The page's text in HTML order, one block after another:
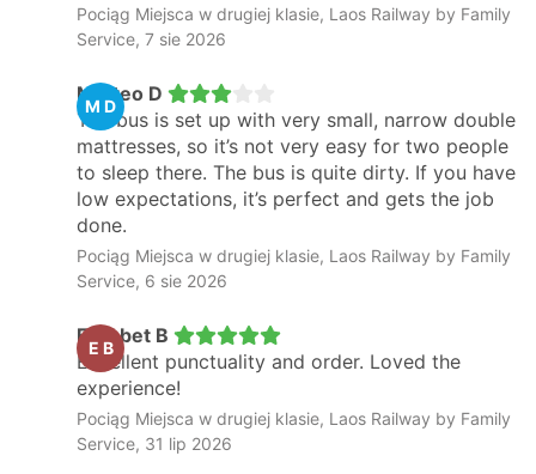
Pociąg Miejsca w drugiej klasie, Laos Railway by Family
Service, 7 sie 2026
M D
Matteo D
The bus is set up with very small, narrow double
mattresses, so it’s not very easy for two people
to sleep there. The bus is quite dirty. If you have
low expectations, it’s perfect and gets the job
done.
Pociąg Miejsca w drugiej klasie, Laos Railway by Family
Service, 6 sie 2026
E B
Elisabet B
Excellent punctuality and order. Loved the
experience!
Pociąg Miejsca w drugiej klasie, Laos Railway by Family
Service, 31 lip 2026